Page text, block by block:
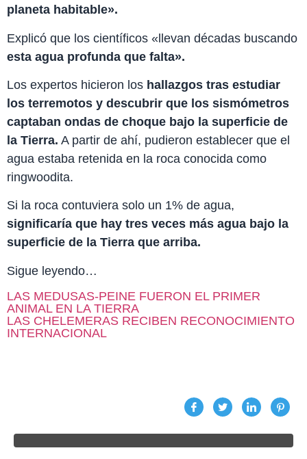
planeta habitable».
Explicó que los científicos «llevan décadas buscando
esta agua profunda que falta».
Los expertos hicieron los hallazgos tras estudiar
los terremotos y descubrir que los sismómetros
captaban ondas de choque bajo la superficie de
la Tierra. A partir de ahí, pudieron establecer que el
agua estaba retenida en la roca conocida como
ringwoodita.
Si la roca contuviera solo un 1% de agua,
significaría que hay tres veces más agua bajo la
superficie de la Tierra que arriba.
Sigue leyendo…
LAS MEDUSAS-PEINE FUERON EL PRIMER
ANIMAL EN LA TIERRA
LAS CHELEMERAS RECIBEN RECONOCIMIENTO
INTERNACIONAL